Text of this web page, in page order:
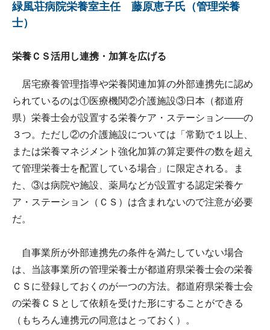
緑風荘病院栄養室主任 藤原恵子氏（管理栄養
士）
栄養ＣＳ活用し連携・加算を広げる
居宅療養管理指導や栄養関連加算の外部連携先に認め
られているのは①医療機関②介護施設③日本（都道府
県）栄養士会が設置する栄養ケア・ステーション――の
３つ。ただし②の介護施設については「常勤で１以上、
または栄養マネジメント強化加算の算定要件の数を超え
て管理栄養士を配置している場合」に限定される。ま
た、③は病院や施設、薬局などが設置する認定栄養ケ
ア・ステーション（ＣＳ）は含まれないので注意が必要
だ。
自事業所が外部連携先の条件を満たしていない場合
は、当該事業所の管理栄養士が都道府県栄養士会の栄養
ＣＳに登録しておくのが一つの方法。都道府県栄養士会
の栄養ＣＳとして依頼を受けた形にすることができる
（もちろん連携元の同意はとっておく）。